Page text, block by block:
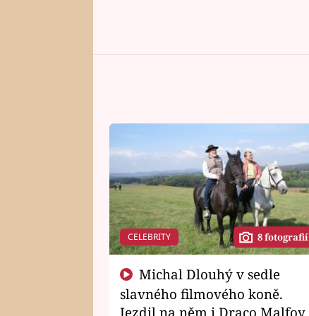
CELEBRITY 8 fotografií
slavného filmového koně.
Jezdil na něm i Draco Malfoy